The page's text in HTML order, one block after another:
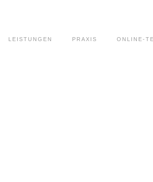
LEISTUNGEN PRAXIS ONLINE-